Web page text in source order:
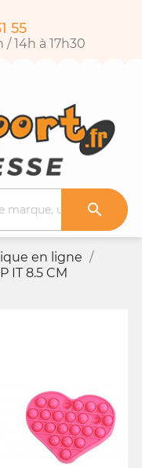
55
/ 14h à 17h30

en ligne
IT 8.5 CM